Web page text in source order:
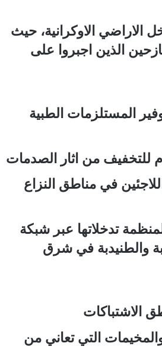
الاراضي الاوكرانية، حيث
من 800 عائلة من النازحين الذين اجبروا على
المستلزمات الطبية
للتخفيف من اثار الصدمات
في مناطق النزاع
تدخلاتها عبر شبكة
والطنيدبة في شرق
الاشتباكات
التي تعاني من